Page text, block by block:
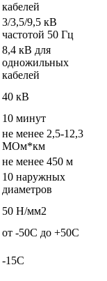
кабелей
3/3,5/9,5 кВ
частотой 50 Гц
8,4 кВ для
одножильных
кабелей
40 кВ
10 минут
не менее 2,5-12,3
МОм*км
не менее 450 м
10 наружных
диаметров
50 Н/мм2
от -50С до +50С
-15С